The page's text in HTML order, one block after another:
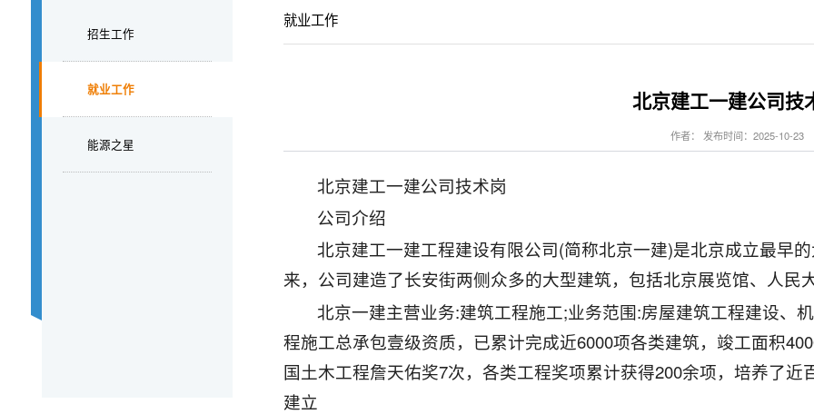
招生工作
就业工作
能源之星
就业工作
北京建工一建公司技
作者： 发布时间：2025-10-23
北京建工一建公司技术岗
公司介绍
北京建工一建工程建设有限公司(简称北京一建)是北京成立最早
来，公司建造了长安街两侧众多的大型建筑，包括北京展览馆、人民
北京一建主营业务:建筑工程施工;业务范围:房屋建筑工程建设、
程施工总承包壹级资质，已累计完成近6000项各类建筑，竣工面积
国土木工程詹天佑奖7次，各类工程奖项累计获得200余项，培养了近
建立